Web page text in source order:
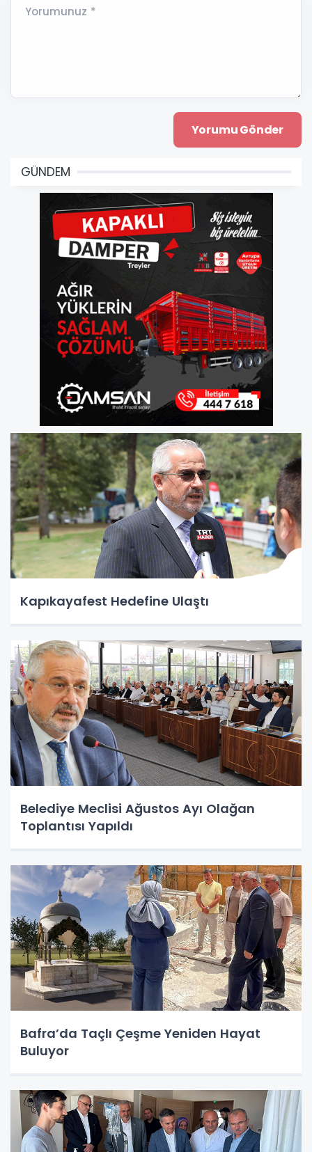
Yorumunuz *
GÜNDEM
Kapıkayafest Hedefine Ulaştı
Belediye Meclisi Ağustos Ayı Olağan
Toplantısı Yapıldı
Bafra’da Taçlı Çeşme Yeniden Hayat
Buluyor